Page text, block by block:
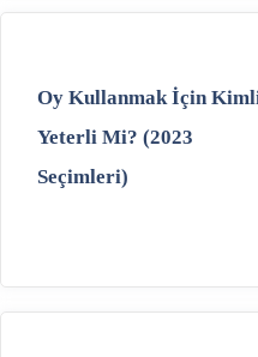
Oy Kullanmak İçin
Yeterli Mi? (2023
Seçimleri)